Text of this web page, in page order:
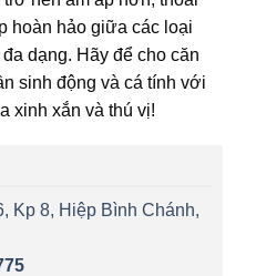
hoàn hảo giữa các loại
dạng. Hãy để cho căn
sinh động và cá tính với
xinh xắn và thú vị!
Kp 8, Hiệp Bình Chánh,